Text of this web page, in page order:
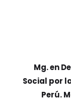
Mg. en
Social por
Perú.